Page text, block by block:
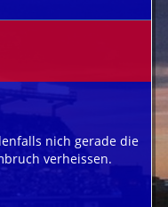
nich gerade die
verheissen.